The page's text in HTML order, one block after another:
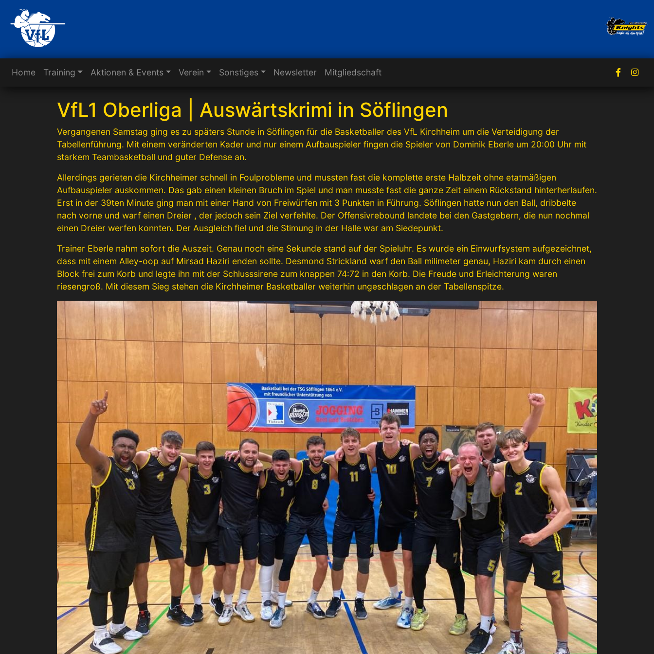
Home Training Aktionen & Events Verein Sonstiges Newsletter Mitgliedschaft
VfL1 Oberliga | Auswärtskrimi in Söflingen
Vergangenen Samstag ging es zu späters Stunde in Söflingen für die Basketballer des VfL Kirchheim um die Verteidigung der
Tabellenführung. Mit einem veränderten Kader und nur einem Aufbauspieler fingen die Spieler von Dominik Eberle um 20:00 Uhr mit
starkem Teambasketball und guter Defense an.
Allerdings gerieten die Kirchheimer schnell in Foulprobleme und mussten fast die komplette erste Halbzeit ohne etatmäßigen
Aufbauspieler auskommen. Das gab einen kleinen Bruch im Spiel und man musste fast die ganze Zeit einem Rückstand hinterherlaufen.
Erst in der 39ten Minute ging man mit einer Hand von Freiwürfen mit 3 Punkten in Führung. Söflingen hatte nun den Ball, dribbelte
nach vorne und warf einen Dreier , der jedoch sein Ziel verfehlte. Der Offensivrebound landete bei den Gastgebern, die nun nochmal
einen Dreier werfen konnten. Der Ausgleich fiel und die Stimung in der Halle war am Siedepunkt.
Trainer Eberle nahm sofort die Auszeit. Genau noch eine Sekunde stand auf der Spieluhr. Es wurde ein Einwurfsystem aufgezeichnet,
dass mit einem Alley-oop auf Mirsad Haziri enden sollte. Desmond Strickland warf den Ball milimeter genau, Haziri kam durch einen
Block frei zum Korb und legte ihn mit der Schlusssirene zum knappen 74:72 in den Korb. Die Freude und Erleichterung waren
riesengroß. Mit diesem Sieg stehen die Kirchheimer Basketballer weiterhin ungeschlagen an der Tabellenspitze.